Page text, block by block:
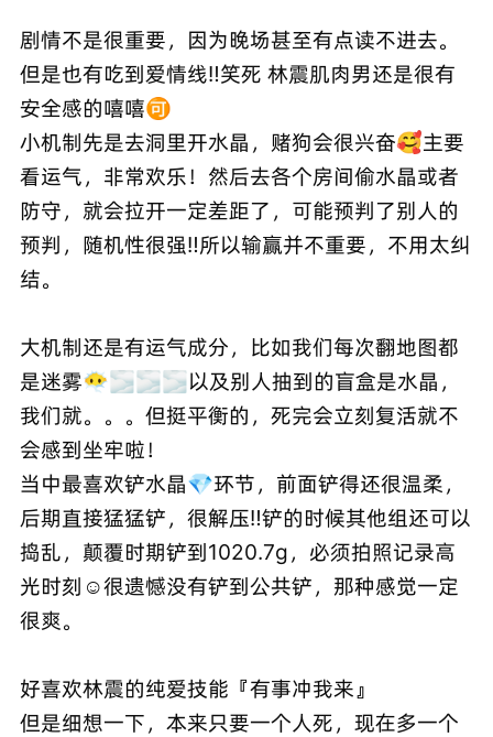
剧情不是很重要，因为晚场甚至有点读不进去。
但是也有吃到爱情线‼️笑死 林震肌肉男还是很有
安全感的嘻嘻🉑️
小机制先是去洞里开水晶，赌狗会很兴奋🥰主要
看运气，非常欢乐！然后去各个房间偷水晶或者
防守，就会拉开一定差距了，可能预判了别人的
预判，随机性很强‼️所以输赢并不重要，不用太纠
结。
大机制还是有运气成分，比如我们每次翻地图都
是迷雾😶‍🌫️🌫🌫🌫以及别人抽到的盲盒是水晶，
我们就。。。但挺平衡的，死完会立刻复活就不
会感到坐牢啦！
当中最喜欢铲水晶💎环节，前面铲得还很温柔，
后期直接猛猛铲，很解压‼️铲的时候其他组还可以
捣乱，颠覆时期铲到1020.7g，必须拍照记录高
光时刻☺️很遗憾没有铲到公共铲，那种感觉一定
很爽。
好喜欢林震的纯爱技能『有事冲我来』
但是细想一下，本来只要一个人死，现在多一个